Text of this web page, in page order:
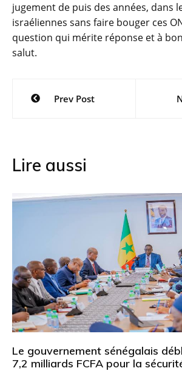
jugement de puis des années, dans
israéliennes sans faire bouger ces
question qui mérite réponse et à
salut.
Navigation
Prev Post
Lire aussi
Le gouvernement sénégalais
7,2 milliards FCFA pour la